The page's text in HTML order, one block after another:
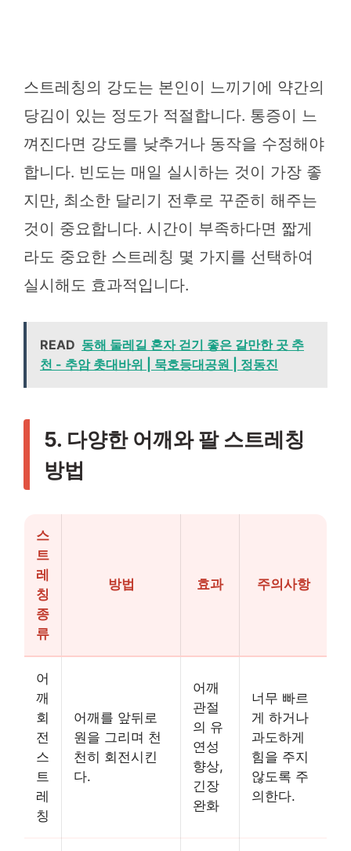
스트레칭의 강도는 본인이 느끼기에 약간의
당김이 있는 정도가 적절합니다. 통증이 느
껴진다면 강도를 낮추거나 동작을 수정해야
합니다. 빈도는 매일 실시하는 것이 가장 좋
지만, 최소한 달리기 전후로 꾸준히 해주는
것이 중요합니다. 시간이 부족하다면 짧게
라도 중요한 스트레칭 몇 가지를 선택하여
실시해도 효과적입니다.
READ 동해 둘레길 혼자 걷기 좋은 갈만한 곳 추
천 - 추암 촛대바위 | 묵호등대공원 | 정동진
5. 다양한 어깨와 팔 스트레칭
방법
스
트
레
칭
종
류
방법 효과 주의사항
어
깨
회
전
스
트
레
칭
어깨를 앞뒤로
원을 그리며 천
천히 회전시킨
다.
어깨
관절
의 유
연성
향상,
긴장
완화
너무 빠르
게 하거나
과도하게
힘을 주지
않도록 주
의한다.